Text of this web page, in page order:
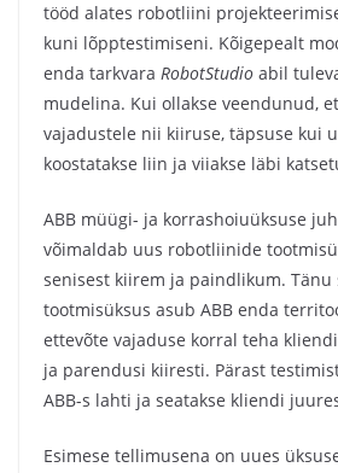
tööd alates robotliini
kuni lõpptestimiseni. Kõigepealt
enda tarkvara RobotStudio abil
mudelina. Kui ollakse veendunud,
vajadustele nii kiiruse, täpsuse kui
koostatakse liin ja viiakse läbi
ABB müügi- ja korrashoiuüksuse
võimaldab uus robotliinide
senisest kiirem ja paindlikum. Tänu
tootmisüksus asub ABB enda
ettevõte vajaduse korral teha
ja parendusi kiiresti. Pärast
ABB-s lahti ja seatakse kliendi
Esimese tellimusena on uues